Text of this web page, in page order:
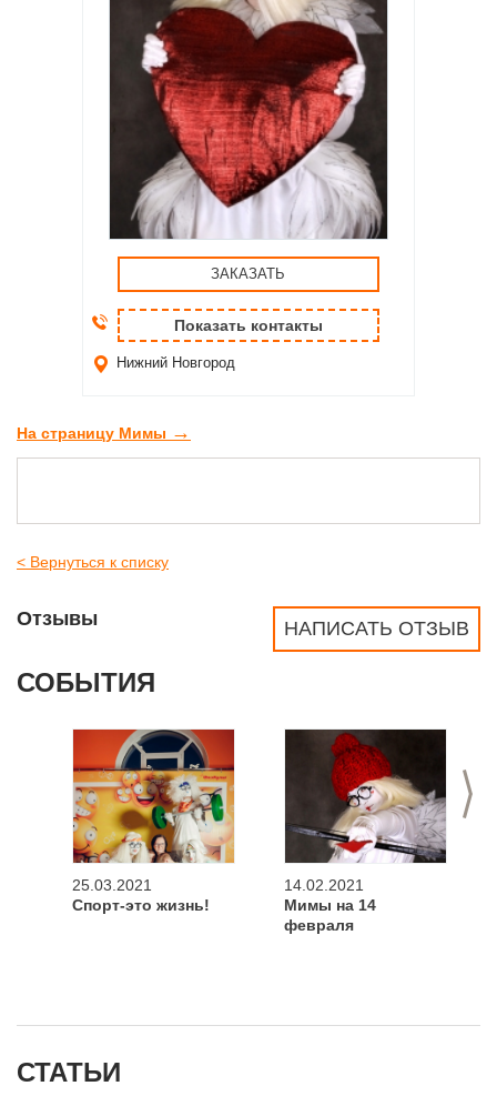
ЗАКАЗАТЬ
Показать контакты
Нижний Новгород
На страницу Мимы →
< Вернуться к списку
НАПИСАТЬ ОТЗЫВ
Отзывы
СОБЫТИЯ
>
25.03.2021
Спорт-это жизнь!
14.02.2021
Мимы на 14
февраля
СТАТЬИ